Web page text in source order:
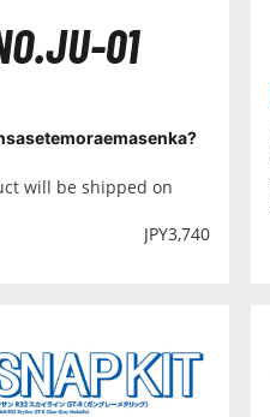
01
will be shipped on
JPY3,740